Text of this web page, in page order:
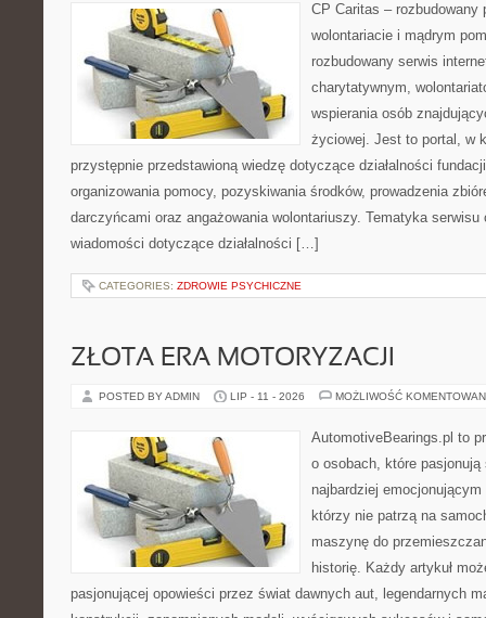
CP Caritas – rozbudowany
wolontariacie i mądrym
rozbudowany serwis
charytatywnym,
wspierania osób
życiowej. Jest to portal, w
przystępnie przedstawioną wiedzę dotyczące działalności
organizowania pomocy, pozyskiwania środków, prowadzenia
darczyńcami oraz angażowania wolontariuszy. Tematyka
wiadomości dotyczące działalności […]
CATEGORIES: ZDROWIE PSYCHICZNE
ZŁOTA ERA MOTORYZACJI
POSTED BY ADMIN LIP - 11 - 2026 MOŻLIWOŚĆ
AutomotiveBearings.pl to
o osobach, które
najbardziej
którzy nie patrzą na
maszynę do
historię. Każdy artykuł
pasjonującej opowieści przez świat dawnych aut, legendarnych